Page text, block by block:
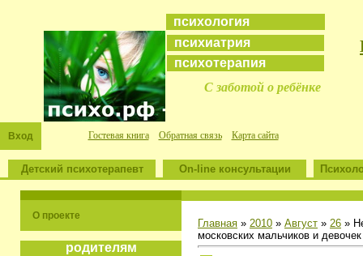
психология
психиатрия
психотерапия
С заботой о ребёнке
Вход Гостевая книга Обратная связь Карта сайта
Детский психотерапевт On-line консультации
О проекте
родителям
Главная » 2010 » Август » 26 »
московских мальчиков и